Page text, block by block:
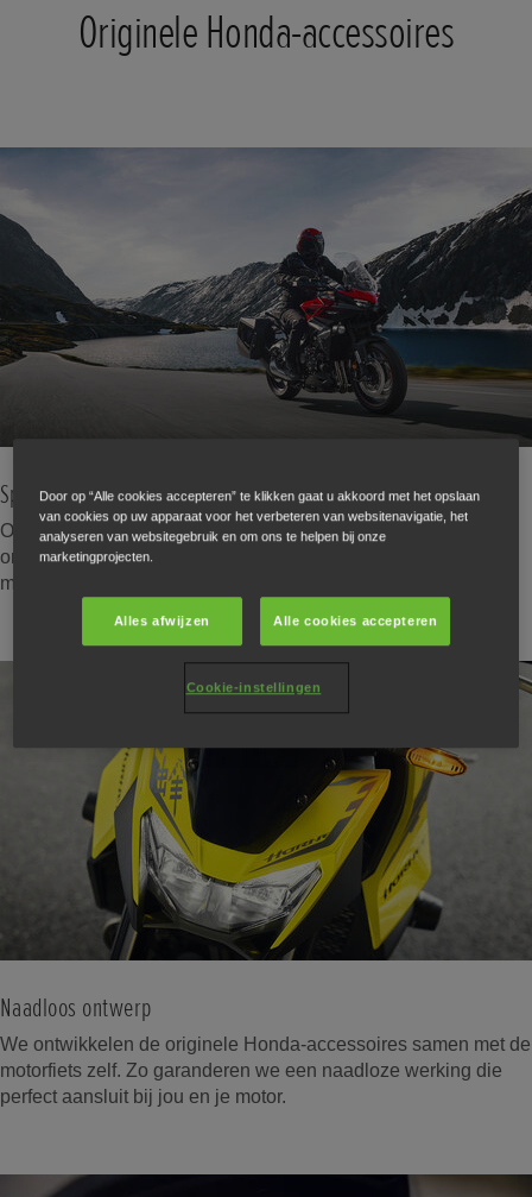
Originele Honda-accessoires
Speciaal voor jou ontwikkeld
Onze rijders kennen de wegen beter dan eender wie. Daarom
ontwikkelen we bij Honda onze producten in samenwerking
met de echte experten: onze klanten.
Naadloos ontwerp
We ontwikkelen de originele Honda-accessoires samen met de
motorfiets zelf. Zo garanderen we een naadloze werking die
perfect aansluit bij jou en je motor.
Door op “Alle cookies accepteren” te klikken gaat u akkoord met het opslaan
van cookies op uw apparaat voor het verbeteren van websitenavigatie, het
analyseren van websitegebruik en om ons te helpen bij onze
marketingprojecten.
Alles afwijzen Alle cookies accepteren
Cookie-instellingen